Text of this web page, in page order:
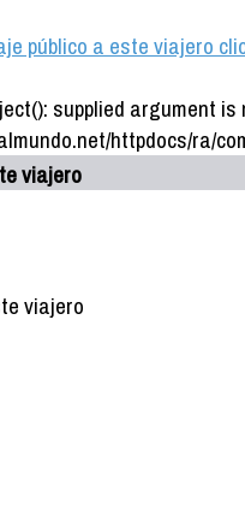
público a este viajero
supplied argument
httpdocs/ra/
viajero
viajero